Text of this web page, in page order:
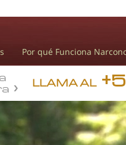
Por qué Funciona
LLAMA AL